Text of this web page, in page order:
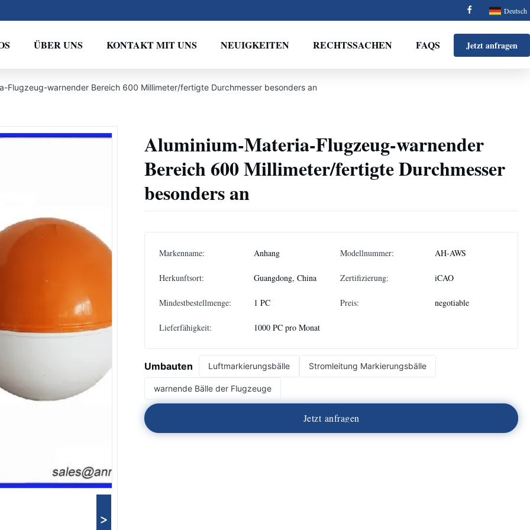
Deutsch
ÜBER UNS KONTAKT MIT UNS NEUIGKEITEN RECHTSSACHEN FAQS Jetzt anfragen
Flugzeug-warnender Bereich 600 Millimeter/fertigte Durchmesser besonders an
>
Aluminium-Materia-Flugzeug-warnender
Bereich 600 Millimeter/fertigte Durchmesser
besonders an
Markenname: Anhang Modellnummer: AH-AWS
Herkunftsort: Guangdong, China Zertifizierung: iCAO
Mindestbestellmenge: 1 PC Preis: negotiable
Lieferfähigkeit: 1000 PC pro Monat
Umbauten Luftmarkierungsbälle Stromleitung Markierungsbälle
warnende Bälle der Flugzeuge
Jetzt anfragen